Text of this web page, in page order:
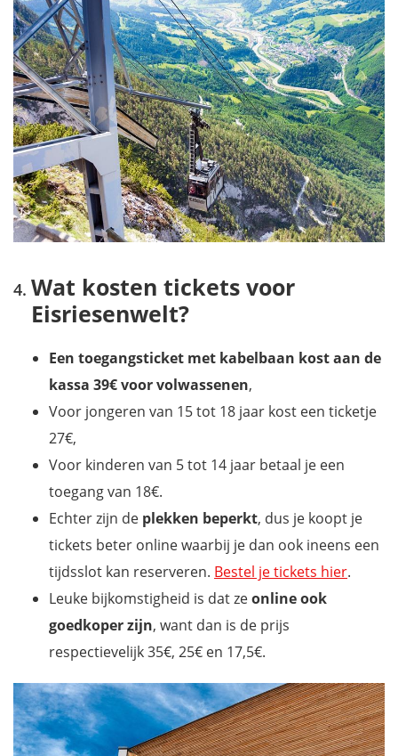
Wat kosten tickets voor
Eisriesenwelt?
Een toegangsticket met kabelbaan kost aan de
kassa 39€ voor volwassenen,
Voor jongeren van 15 tot 18 jaar kost een ticketje
27€,
Voor kinderen van 5 tot 14 jaar betaal je een
toegang van 18€.
Echter zijn de plekken beperkt, dus je koopt je
tickets beter online waarbij je dan ook ineens een
tijdsslot kan reserveren. Bestel je tickets hier.
Leuke bijkomstigheid is dat zeonline ook
goedkoper zijn, want dan is de prijs
respectievelijk 35€, 25€ en 17,5€.